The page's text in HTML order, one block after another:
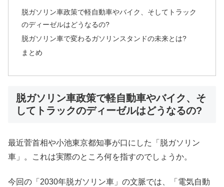
脱ガソリン車政策で軽自動車やバイク、そしてトラック
のディーゼルはどうなるの?
脱ガソリン車で変わるガソリンスタンドの未来とは?
まとめ
脱ガソリン車政策で軽自動車やバイク、そ
してトラックのディーゼルはどうなるの?
最近菅首相や小池東京都知事が口にした「脱ガソリン
車」。これは実際のところ何を指すのでしょうか。
今回の「2030年脱ガソリン車」の文脈では、「電気自動